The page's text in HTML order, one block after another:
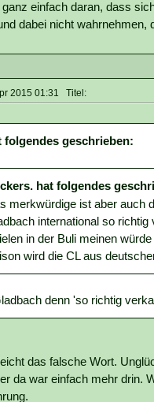
einfach daran, dass
dabei nicht
2015 01:31 Titel:
folgendes geschrieben:
hat folgendes
merkwürdige ist aber auch
international so
in der Buli meinen
wird die CL aus
denn 'so richtig
das falsche Wort.
da war einfach mehr drin.